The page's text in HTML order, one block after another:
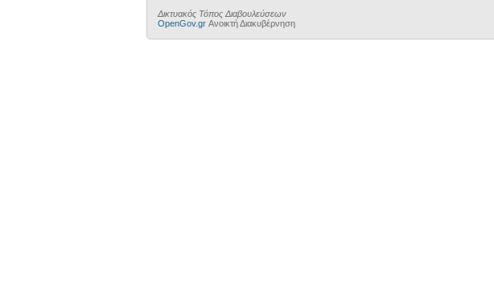
Δικτυακός Τόπος Διαβουλεύσεων
OpenGov.gr Ανοικτή Διακυβέρνηση